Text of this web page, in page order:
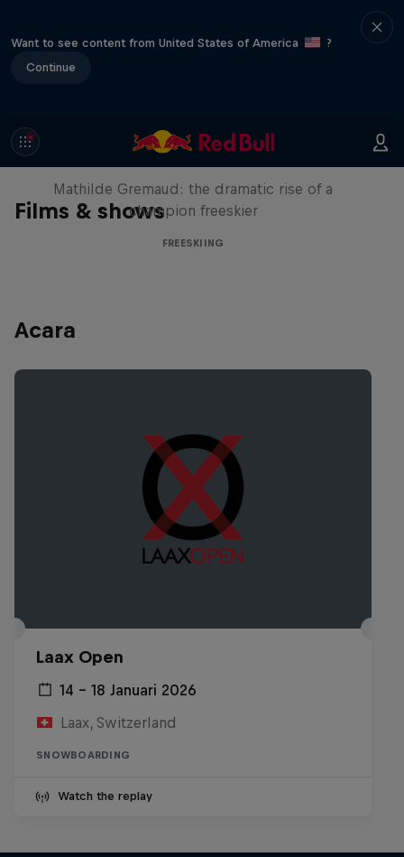
Want to see content from United States of America
?
Continue
Films & shows
She Who Flies
Mathilde Gremaud: the dramatic rise of a
champion freeskier
FREESKIING
Acara
Laax Open
14 – 18 Januari 2026
Laax, Switzerland
SNOWBOARDING
Watch the replay